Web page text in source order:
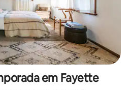
em Fayette